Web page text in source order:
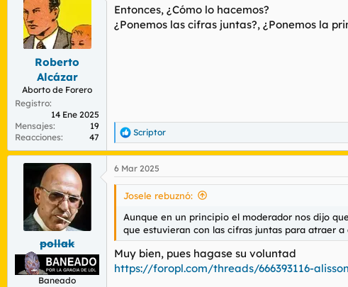
i
o
Roberto
Alcázar
Aborto de Forero
Registro
14 Ene 2025
Mensajes
19
Reacciones
47
Entonces, ¿Cómo lo hacemos?
¿Ponemos las cifras juntas?, ¿Ponemos la
R
e
a
c
c
e
s
:
Scriptor
pollak
Baneado
6 Mar 2025
Josele rebuznó:
Aunque en un principio el moderador nos dijo
que estuvieran con las cifras juntas para atraer a
Muy bien, pues hagase su voluntad
https://foropl.com/threads/666393116-